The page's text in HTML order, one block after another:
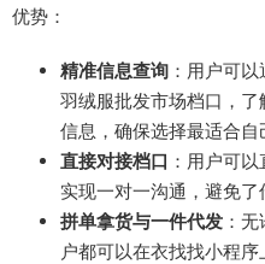
优势：
精准信息查询 ：用户可
羽绒服批发市场档口，
信息，确保选择最适合自
直接对接档口 ：用户可
实现一对一沟通，避免了
拼单拿货与一件代发 ：
户都可以在衣找找小程